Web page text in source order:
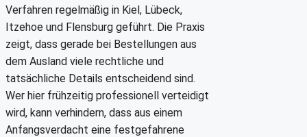
Verfahren regelmäßig in Kiel, Lübeck,
Itzehoe und Flensburg geführt. Die Praxis
zeigt, dass gerade bei Bestellungen aus
dem Ausland viele rechtliche und
tatsächliche Details entscheidend sind.
Wer hier frühzeitig professionell verteidigt
wird, kann verhindern, dass aus einem
Anfangsverdacht eine festgefahrene